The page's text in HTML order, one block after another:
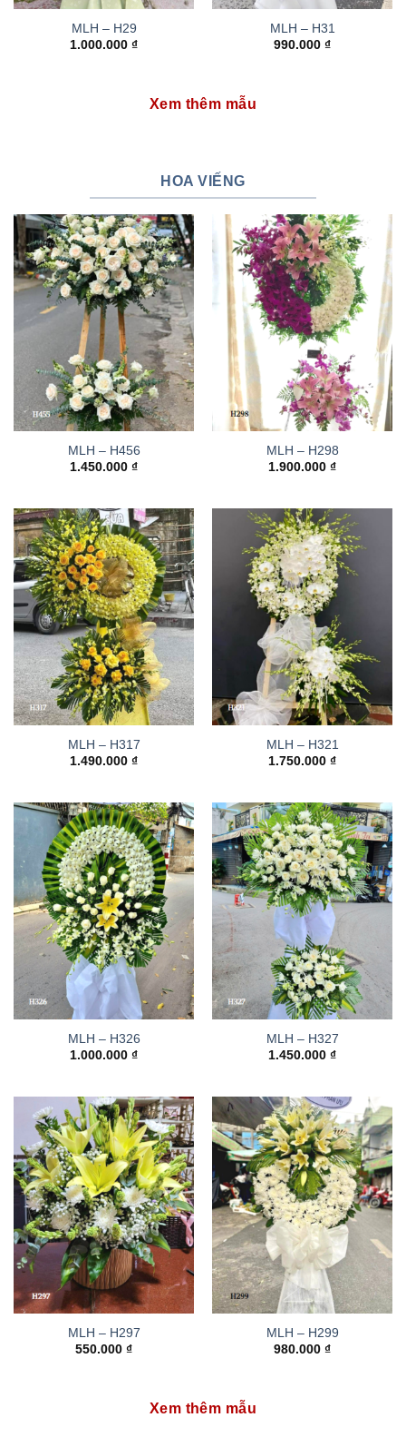
MLH – H29
1.000.000 ₫
MLH – H31
990.000 ₫
Xem thêm mẫu
HOA VIẾNG
MLH – H456
1.450.000 ₫
MLH – H298
1.900.000 ₫
MLH – H317
1.490.000 ₫
MLH – H321
1.750.000 ₫
MLH – H326
1.000.000 ₫
MLH – H327
1.450.000 ₫
MLH – H297
550.000 ₫
MLH – H299
980.000 ₫
Xem thêm mẫu